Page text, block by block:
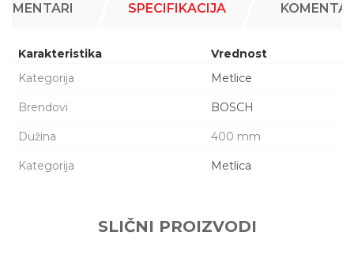
SPECIFIKACIJA
Karakteristika
Vrednost
Kategorija
Metlice
Brendovi BOSCH
Dužina 400 mm
Kategorija Metlica
SLIČNI PROIZVODI